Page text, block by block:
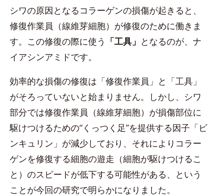
シワの原因となるコラーゲンの損傷が起きると、
修復作業員（線維芽細胞）が修復のために働きま
す。この修復の際に使う 「工具」 となるのが、ナ
イアシンアミドです。
効率的な損傷の修復は「修復作業員」と「工具」
がそろっていないと始まりません。しかし、シワ
部分では修復作業員（線維芽細胞）が損傷部位に
駆けつけるための“くっつく足”を提供する因子「ビ
ンキュリン」が減少しており、それによりコラー
ゲンを修復する細胞の遊走（細胞が駆けつけるこ
と）のスピードが低下する可能性がある、という
ことが今回の研究で明らかになりました。